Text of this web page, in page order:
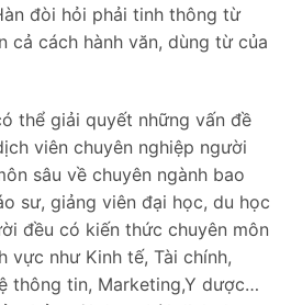
đòi hỏi phải tinh thông từ
cả cách hành văn, dùng từ của
thể giải quyết những vấn đề
viên chuyên nghiệp người
sâu về chuyên ngành bao
sư, giảng viên đại học, du học
đều có kiến thức chuyên môn
vực như Kinh tế, Tài chính,
thông tin, Marketing,Y dược…